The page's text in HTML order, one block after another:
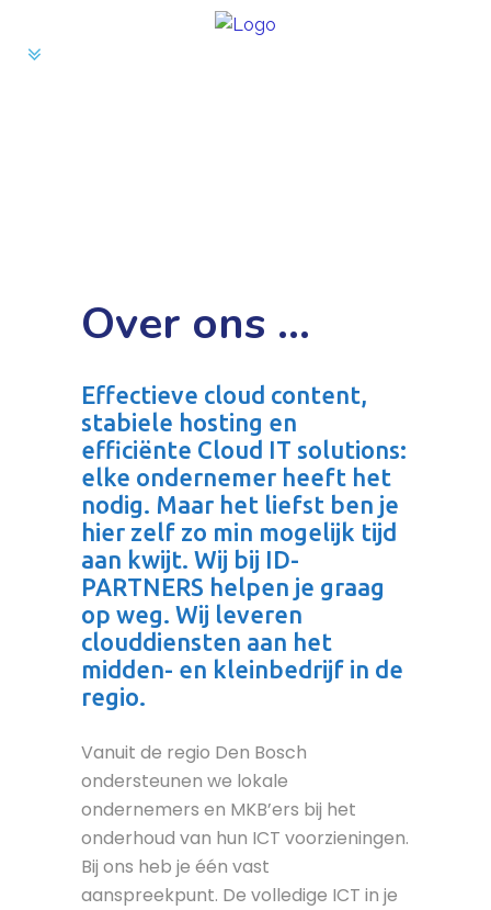
Over ons …
Effectieve cloud content,
stabiele hosting en
efficiënte Cloud IT solutions:
elke ondernemer heeft het
nodig. Maar het liefst ben je
hier zelf zo min mogelijk tijd
aan kwijt. Wij bij ID-
PARTNERS helpen je graag
op weg. Wij leveren
clouddiensten aan het
midden- en kleinbedrijf in de
regio.
Vanuit de regio Den Bosch
ondersteunen we lokale
ondernemers en MKB’ers bij het
onderhoud van hun ICT voorzieningen.
Bij ons heb je één vast
aanspreekpunt. De volledige ICT in je